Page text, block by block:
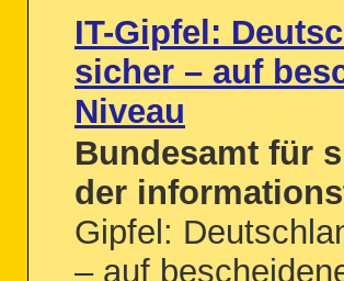
IT-Gipfel:
sicher – auf
Niveau
Bundesamt für
der
Gipfel:
– auf